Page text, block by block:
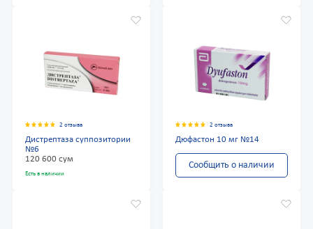
2 отзыва
Дистрептаза суппозитории
№6
120 600 сум
Есть в наличии
2 отзыва
Дюфастон 10 мг №14
Сообщить о наличии